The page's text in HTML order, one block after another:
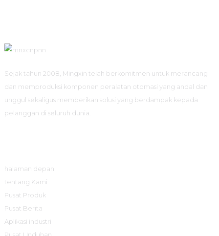
Sejak tahun 2008, Mingxin telah berkomitmen untuk merancang
dan memproduksi komponen peralatan otomasi yang andal dan
unggul sekaligus memberikan solusi yang berdampak kepada
pelanggan di seluruh dunia.
halaman depan
tentang Kami
Pusat Produk
Pusat Berita
Aplikasi industri
Pusat Unduhan